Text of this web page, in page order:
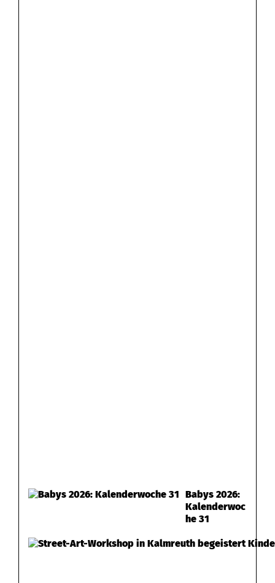
Babys 2026:
Kalenderwoc
he 31